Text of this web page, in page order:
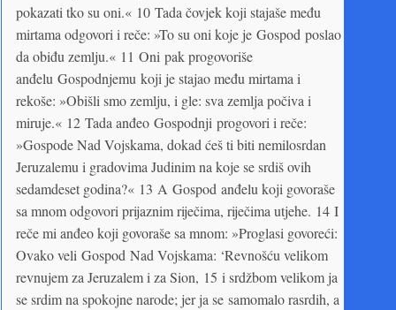
pokazati tko su oni.« 10 Tada čovjek koji stajaše među
mirtama odgovori i reče: »To su oni koje je Gospod poslao
da obiđu zemlju.« 11 Oni pak progovoriše
anđelu Gospodnjemu koji je stajao među mirtama i
rekoše: »Obišli smo zemlju, i gle: sva zemlja počiva i
miruje.« 12 Tada anđeo Gospodnji progovori i reče:
»Gospode Nad Vojskama, dokad ćeš ti biti nemilosrdan
Jeruzalemu i gradovima Judinim na koje se srdiš ovih
sedamdeset godina?« 13 A Gospod anđelu koji govoraše
sa mnom odgovori prijaznim riječima, riječima utjehe. 14 I
reče mi anđeo koji govoraše sa mnom: »Proglasi govoreći:
Ovako veli Gospod Nad Vojskama: ‘Revnošću velikom
revnujem za Jeruzalem i za Sion, 15 i srdžbom velikom ja
se srdim na spokojne narode; jer ja se samomalo rasrdih, a